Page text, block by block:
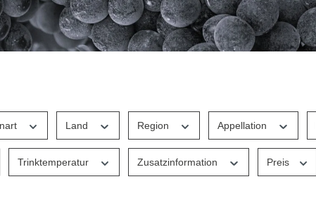
Land Region Appellation
Trinktemperatur Zusatzinformation Preis